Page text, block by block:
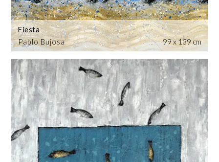
Pablo Bujosa
Fiesta
99 x 139 cm